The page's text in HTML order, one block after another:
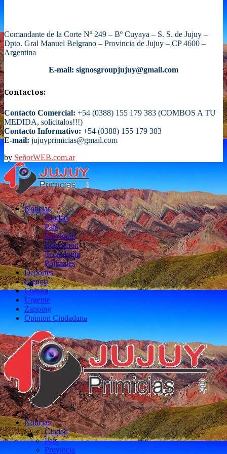
Comandante de la Corte Nº 249 – Bº Cuyaya – S. S. de Jujuy –
Dpto. Gral Manuel Belgrano – Provincia de Jujuy – CP 4600 –
Argentina
E-mail: signosgroupjujuy@gmail.com
Contactos:
Contacto Comercial: +54 (0388) 155 179 383 (COMBOS A TU
MEDIDA, solicitalos!!!)
Contacto Informativo: +54 (0388) 155 179 383
E-mail: jujuyprimicias@gmail.com
by SeñorWEB.com.ar
Facebook
Twitter
Instagram
Email
Noticias
Ciudad
País
Provincia
Educacion
Tecnología
Policiales
Deportes
Ciencia
Cultura
Urgente
Zapping
Opinion Ciudadana
Noticias
Ciudad
País
Provincia